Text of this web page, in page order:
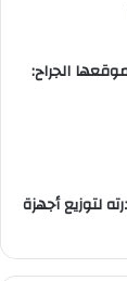
الجراح:
لتوزيع أجهزة